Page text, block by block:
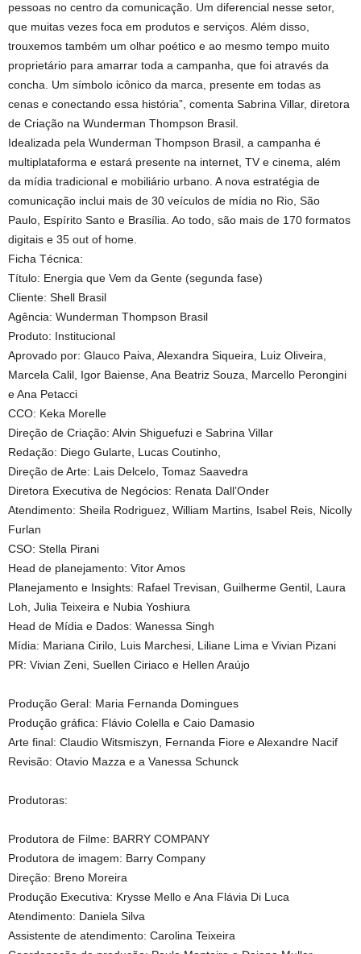
pessoas no centro da comunicação. Um diferencial nesse setor,
que muitas vezes foca em produtos e serviços. Além disso,
trouxemos também um olhar poético e ao mesmo tempo muito
proprietário para amarrar toda a campanha, que foi através da
concha. Um símbolo icônico da marca, presente em todas as
cenas e conectando essa história”, comenta Sabrina Villar, diretora
de Criação na Wunderman Thompson Brasil.
Idealizada pela Wunderman Thompson Brasil, a campanha é
multiplataforma e estará presente na internet, TV e cinema, além
da mídia tradicional e mobiliário urbano. A nova estratégia de
comunicação inclui mais de 30 veículos de mídia no Rio, São
Paulo, Espírito Santo e Brasília. Ao todo, são mais de 170 formatos
digitais e 35 out of home.
Ficha Técnica:
Título: Energia que Vem da Gente (segunda fase)
Cliente: Shell Brasil
Agência: Wunderman Thompson Brasil
Produto: Institucional
Aprovado por: Glauco Paiva, Alexandra Siqueira, Luiz Oliveira,
Marcela Calil, Igor Baiense, Ana Beatriz Souza, Marcello Perongini
e Ana Petacci
CCO: Keka Morelle
Direção de Criação: Alvin Shiguefuzi e Sabrina Villar
Redação: Diego Gularte, Lucas Coutinho,
Direção de Arte: Lais Delcelo, Tomaz Saavedra
Diretora Executiva de Negócios: Renata Dall’Onder
Atendimento: Sheila Rodriguez, William Martins, Isabel Reis, Nicolly
Furlan
CSO: Stella Pirani
Head de planejamento: Vitor Amos
Planejamento e Insights: Rafael Trevisan, Guilherme Gentil, Laura
Loh, Julia Teixeira e Nubia Yoshiura
Head de Mídia e Dados: Wanessa Singh
Mídia: Mariana Cirilo, Luis Marchesi, Liliane Lima e Vivian Pizani
PR: Vivian Zeni, Suellen Ciriaco e Hellen Araújo
Produção Geral: Maria Fernanda Domingues
Produção gráfica: Flávio Colella e Caio Damasio
Arte final: Claudio Witsmiszyn, Fernanda Fiore e Alexandre Nacif
Revisão: Otavio Mazza e a Vanessa Schunck
Produtoras:
Produtora de Filme: BARRY COMPANY
Produtora de imagem: Barry Company
Direção: Breno Moreira
Produção Executiva: Krysse Mello e Ana Flávia Di Luca
Atendimento: Daniela Silva
Assistente de atendimento: Carolina Teixeira